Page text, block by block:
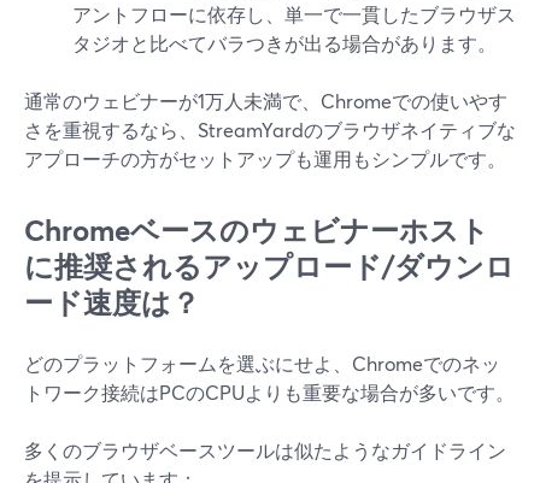
アントフローに依存し、単一で一貫したブラウザス
タジオと比べてバラつきが出る場合があります。
通常のウェビナーが1万人未満で、Chromeでの使いやす
さを重視するなら、StreamYardのブラウザネイティブな
アプローチの方がセットアップも運用もシンプルです。
Chromeベースのウェビナーホスト
に推奨されるアップロード/ダウンロ
ード速度は？
どのプラットフォームを選ぶにせよ、Chromeでのネッ
トワーク接続はPCのCPUよりも重要な場合が多いです。
多くのブラウザベースツールは似たようなガイドライン